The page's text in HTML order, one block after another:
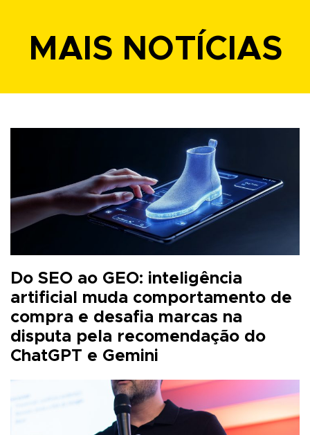
MAIS NOTÍCIAS
Do SEO ao GEO: inteligência
artificial muda comportamento de
compra e desafia marcas na
disputa pela recomendação do
ChatGPT e Gemini